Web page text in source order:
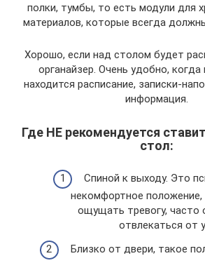
полки, тумбы, то есть модули для
материалов, которые всегда
Хорошо, если над столом будет
органайзер. Очень удобно, когда
находится расписание, записки-
информация.
Где НЕ рекомендуется
стол:
Спиной к выходу. Это
некомфортное
ощущать тревогу, часто
отвлекаться от
Близко от двери, такое